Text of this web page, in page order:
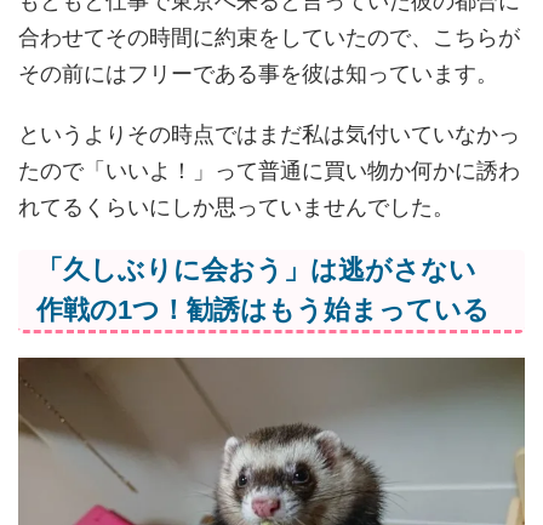
合わせてその時間に約束をしていたので、こちらが
その前にはフリーである事を彼は知っています。
というよりその時点ではまだ私は気付いていなかっ
たので「いいよ！」って普通に買い物か何かに誘わ
れてるくらいにしか思っていませんでした。
「久しぶりに会おう」は逃がさない
作戦の1つ！勧誘はもう始まっている